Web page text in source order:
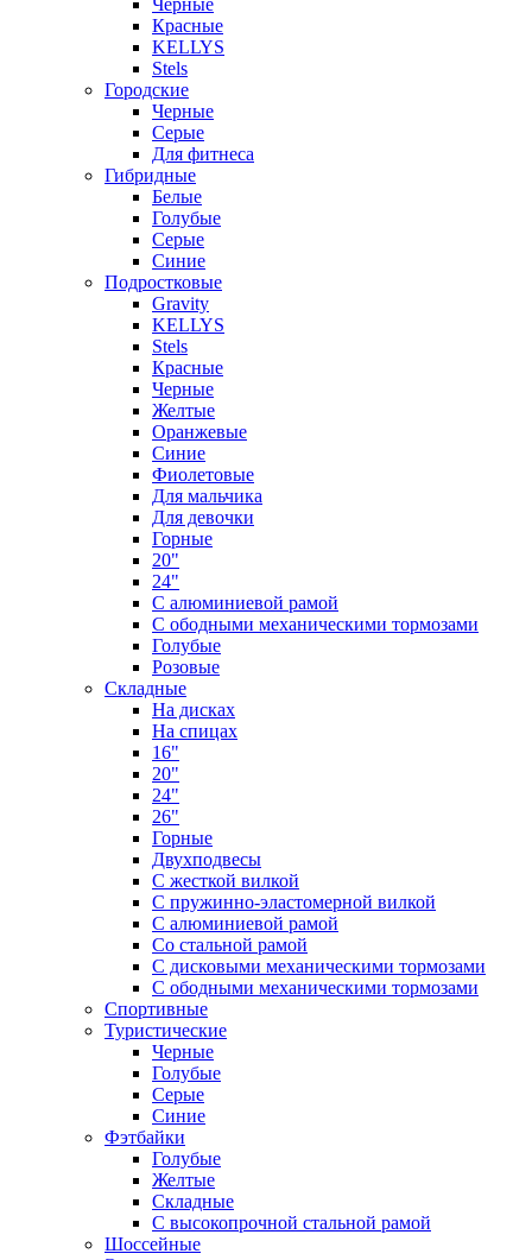
Красные
KELLYS
Stels
Городские
Черные
Серые
Для фитнеса
Гибридные
Белые
Голубые
Серые
Синие
Подростковые
Gravity
KELLYS
Stels
Красные
Черные
Желтые
Оранжевые
Синие
Фиолетовые
Для мальчика
Для девочки
Горные
20"
24"
С алюминиевой рамой
С ободными механическими тормозами
Голубые
Розовые
Складные
На дисках
На спицах
16"
20"
24"
26"
Горные
Двухподвесы
С жесткой вилкой
С пружинно-эластомерной вилкой
С алюминиевой рамой
Со стальной рамой
С дисковыми механическими тормозами
С ободными механическими тормозами
Спортивные
Туристические
Черные
Голубые
Серые
Синие
Фэтбайки
Голубые
Желтые
Складные
С высокопрочной стальной рамой
Шоссейные